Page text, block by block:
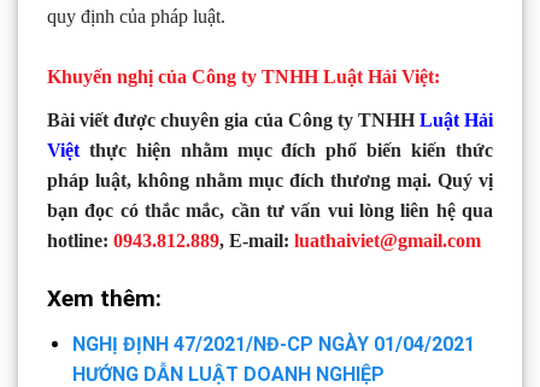
quy định của pháp luật.
Khuyến nghị của Công ty TNHH Luật Hải Việt:
Bài viết được chuyên gia của Công ty TNHH Luật Hải
Việt thực hiện nhằm mục đích phổ biến kiến thức
pháp luật, không nhằm mục đích thương mại. Quý vị
bạn đọc có thắc mắc, cần tư vấn vui lòng liên hệ qua
hotline: 0943.812.889, E-mail: luathaiviet@gmail.com
Xem thêm:
NGHỊ ĐỊNH 47/2021/NĐ-CP NGÀY 01/04/2021
HƯỚNG DẪN LUẬT DOANH NGHIỆP